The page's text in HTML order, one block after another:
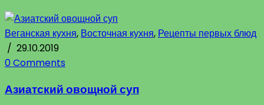
Веганская кухня, Восточная кухня, Рецепты первых блюд
/ 29.10.2019
0 Comments
Азиатский овощной суп